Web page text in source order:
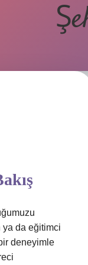
ya da eğitimci
deneyimle